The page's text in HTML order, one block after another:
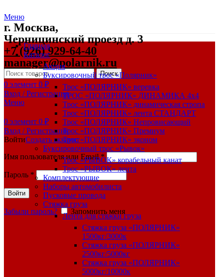
Меню
г. Москва,
Черницинский проезд д. 3
+7 (926) 929-64-40
manager@polarnik.ru
Поиск
0 элемент 0 ₽
Вход / Регистрация
Меню
0 элемент 0 ₽
Вход / Регистрация
ВойтиСоздать аккаунт
Имя пользователя или Email*
Пароль *
Войти
Забыли пароль? Запомнить меня
Главная
Каталог
Акция
Буксировочный трос «Полярник»
Трос «ПОЛЯРНИК» веревка
ТРОС «ПОЛЯРНИК» ДИНАМИКА 4х4
Трос «ПОЛЯРНИК» динамическая стропа
Трос «ПОЛЯРНИК» лента СТАНДАРТ
Трос «ПОЛЯРНИК» Непровисающий
Трос «ПОЛЯРНИК» Премиум
Трос «ПОЛЯРНИК» эконом
Буксировочный трос «Рывок»
Трос «РЫВОК» корабельный канат
Трос «РЫВОК» лента
Комплектующие
Наборы автомобилиста
Пусковые провода
Стяжка груза
Лента для стяжки груза
Стяжка груза «ПОЛЯРНИК»
1500кг/3000к
Стяжка груза «ПОЛЯРНИК»
2500кг/5000кг
Стяжка груза «ПОЛЯРНИК»
5000кг/10000к